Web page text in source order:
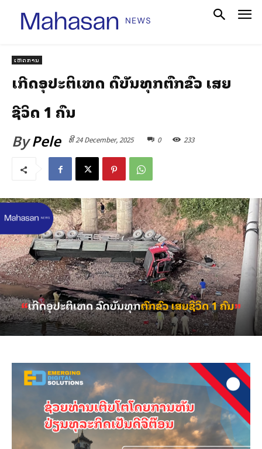
ເຫດການ
ເກີດອຸປະຕິເຫດ ລົດບັນທຸກຕົກຂົວ ເສຍ
ຊີວິດ 1 ຄົນ
ByPele ທີ 24 December, 2025 0 233